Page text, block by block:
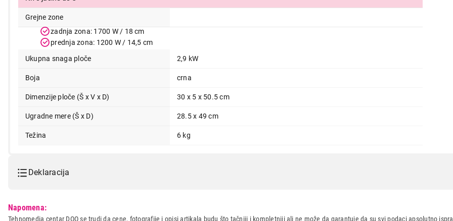
Grejne zone
zadnja zona: 1700 W / 18 cm
prednja zona: 1200 W / 14,5 cm
Ukupna snaga ploče
2,9 kW
Boja crna
Dimenzije ploče (Š x V x D) 30 x 5 x 50.5 cm
Ugradne mere (Š x D) 28.5 x 49 cm
Težina 6 kg
Deklaracija
Naziv i vrsta robe:
UGRADNA PLOCA
Napomena:
Tehnomedia centar DOO se trudi da cene, fotografije i opisi artikala budu što tačniji i kompletniji ali ne može da garantuje da su svi podaci apsolutno